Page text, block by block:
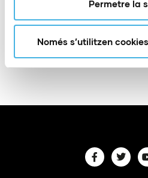
Permetre la
Només s’utilitzen
Afegir a Google
Calendar